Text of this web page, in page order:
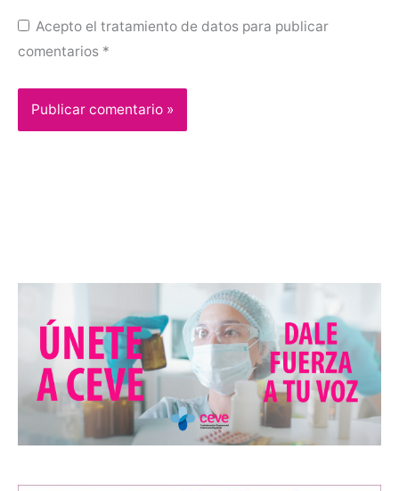
Acepto el tratamiento de datos para publicar
comentarios *